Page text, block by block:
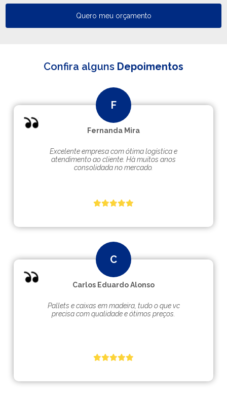
Quero meu orçamento
Confira alguns Depoimentos
Fernanda Mira
Excelente empresa com ótima logística e
atendimento ao cliente. Hà muitos anos
consolidada no mercado.
Carlos Eduardo Alonso
Pallets e caixas em madeira, tudo o que vc
precisa com qualidade e ótimos preços.